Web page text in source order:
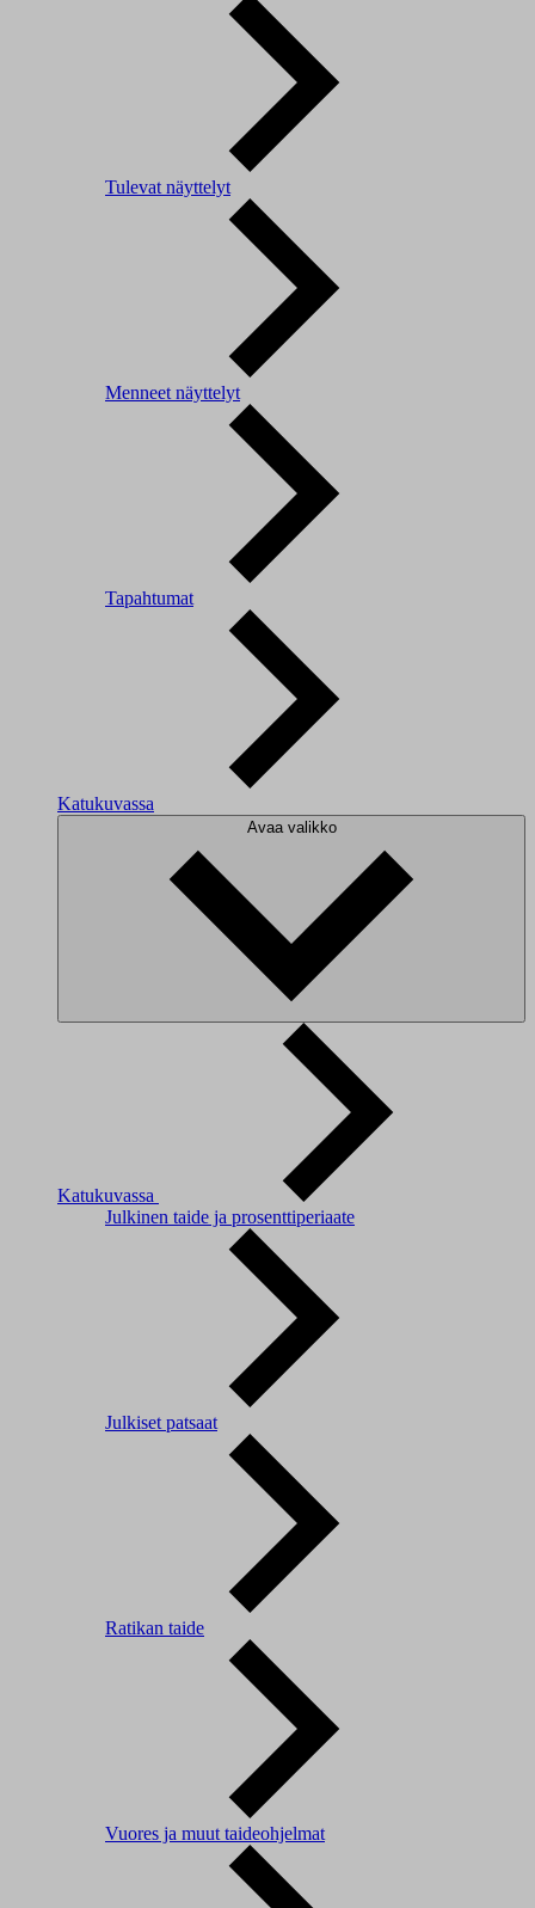
Tulevat näyttelyt
Menneet näyttelyt
Tapahtumat
Katukuvassa
Avaa valikko
Katukuvassa
Julkinen taide ja prosenttiperiaate
Julkiset patsaat
Ratikan taide
Vuores ja muut taideohjelmat